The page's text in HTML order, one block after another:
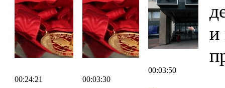
00:24:21 00:03:30
00:03:50
и